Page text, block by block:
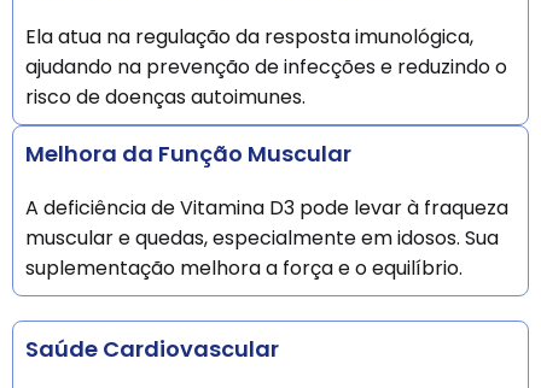
Ela atua na regulação da resposta imunológica,
ajudando na prevenção de infecções e reduzindo o
risco de doenças autoimunes.
Melhora da Função Muscular
A deficiência de Vitamina D3 pode levar à fraqueza
muscular e quedas, especialmente em idosos. Sua
suplementação melhora a força e o equilíbrio.
Saúde Cardiovascular